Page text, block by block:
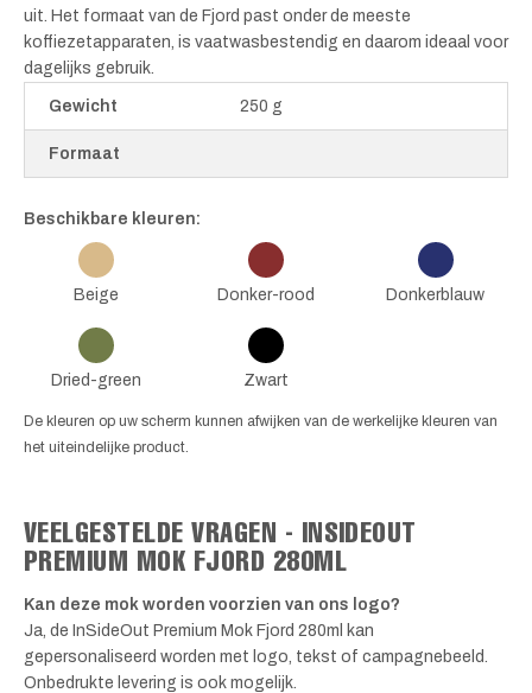
uit. Het formaat van de Fjord past onder de meeste
koffiezetapparaten, is vaatwasbestendig en daarom ideaal voor
dagelijks gebruik.
Gewicht 250 g
Formaat
Beschikbare kleuren:
Beige Donker-rood Donkerblauw
Dried-green Zwart
De kleuren op uw scherm kunnen afwijken van de werkelijke kleuren van
het uiteindelijke product.
VEELGESTELDE VRAGEN - INSIDEOUT
PREMIUM MOK FJORD 280ML
Kan deze mok worden voorzien van ons logo?
Ja, de InSideOut Premium Mok Fjord 280ml kan
gepersonaliseerd worden met logo, tekst of campagnebeeld.
Onbedrukte levering is ook mogelijk.